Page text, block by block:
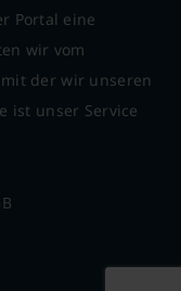
Portal eine
wir vom
der wir unseren
ist unser Service